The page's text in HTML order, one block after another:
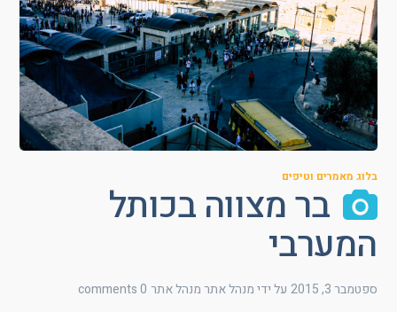
בלוג מאמרים וטיפים
בר מצווה בכותל
המערבי
ספטמבר 3, 2015 על ידי מנהל אתרמנהל אתר 0 comments